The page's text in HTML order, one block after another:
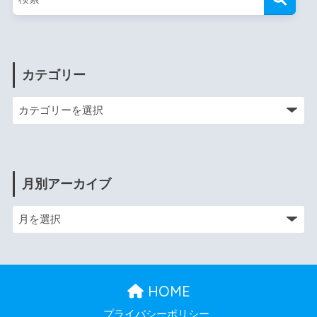
カテゴリー
月別アーカイブ
HOME
プライバシーポリシー